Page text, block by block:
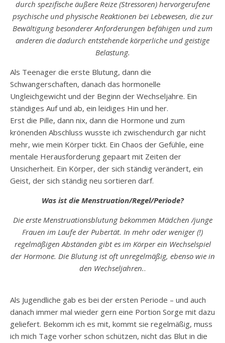
durch spezifische äußere Reize (Stressoren) hervorgerufene
psychische und physische Reaktionen bei Lebewesen, die zur
Bewältigung besonderer Anforderungen befähigen und zum
anderen die dadurch entstehende körperliche und geistige
Belastung.
Als Teenager die erste Blutung, dann die
Schwangerschaften, danach das hormonelle
Ungleichgewicht und der Beginn der Wechseljahre. Ein
ständiges Auf und ab, ein leidiges Hin und her.
Erst die Pille, dann nix, dann die Hormone und zum
krönenden Abschluss wusste ich zwischendurch gar nicht
mehr, wie mein Körper tickt. Ein Chaos der Gefühle, eine
mentale Herausforderung gepaart mit Zeiten der
Unsicherheit. Ein Körper, der sich ständig verändert, ein
Geist, der sich ständig neu sortieren darf.
Was ist die Menstruation/Regel/Periode?
Die erste Menstruationsblutung bekommen Mädchen /junge
Frauen im Laufe der Pubertät. In mehr oder weniger (!)
regelmäßigen Abständen gibt es im Körper ein Wechselspiel
der Hormone. Die Blutung ist oft unregelmäßig, ebenso wie in
den Wechseljahren..
Als Jugendliche gab es bei der ersten Periode – und auch
danach immer mal wieder gern eine Portion Sorge mit dazu
geliefert. Bekomm ich es mit, kommt sie regelmäßig, muss
ich mich Tage vorher schon schützen, nicht das Blut in die